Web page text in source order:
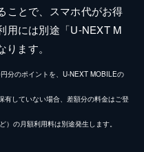
ことで、スマホ代がお得
用には別途「U-NEXT M
ます。
分のポイントを、U-NEXT MOBILEの
有していない場合、差額分の料金はご登
の月額利用料は別途発生します。